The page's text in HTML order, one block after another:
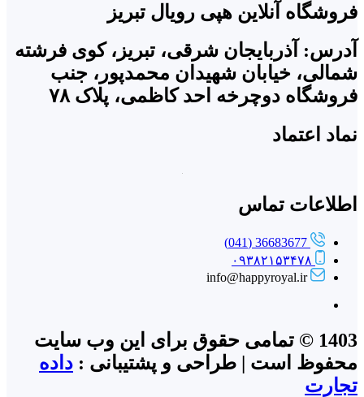
فروشگاه آنلاین هپی رویال تبریز
آدرس: آذربایجان شرقی، تبریز، کوی فرشته
شمالی، خیابان شهیدان محمدپور، جنب
فروشگاه دوچرخه احد کاظمی، پلاک ۷۸
نماد اعتماد
اطلاعات تماس
36683677 (041)
۰۹۳۸۲۱۵۳۴۷۸
info@happyroyal.ir
1403 © تمامی حقوق برای این وب سایت
محفوظ است | طراحی و پشتیبانی : داده
تجارت